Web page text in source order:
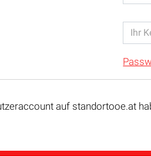
auf standortooe.at